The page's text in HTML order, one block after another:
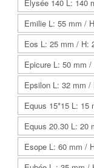
Elysée 140 L: 140
Emilie L: 55 mm /
Eos L: 25 mm / H:
Epicure L: 50 mm
Epsilon L: 32 mm /
Equus 15*15 L: 15
Equus 20.30 L: 20
Esope L: 60 mm /